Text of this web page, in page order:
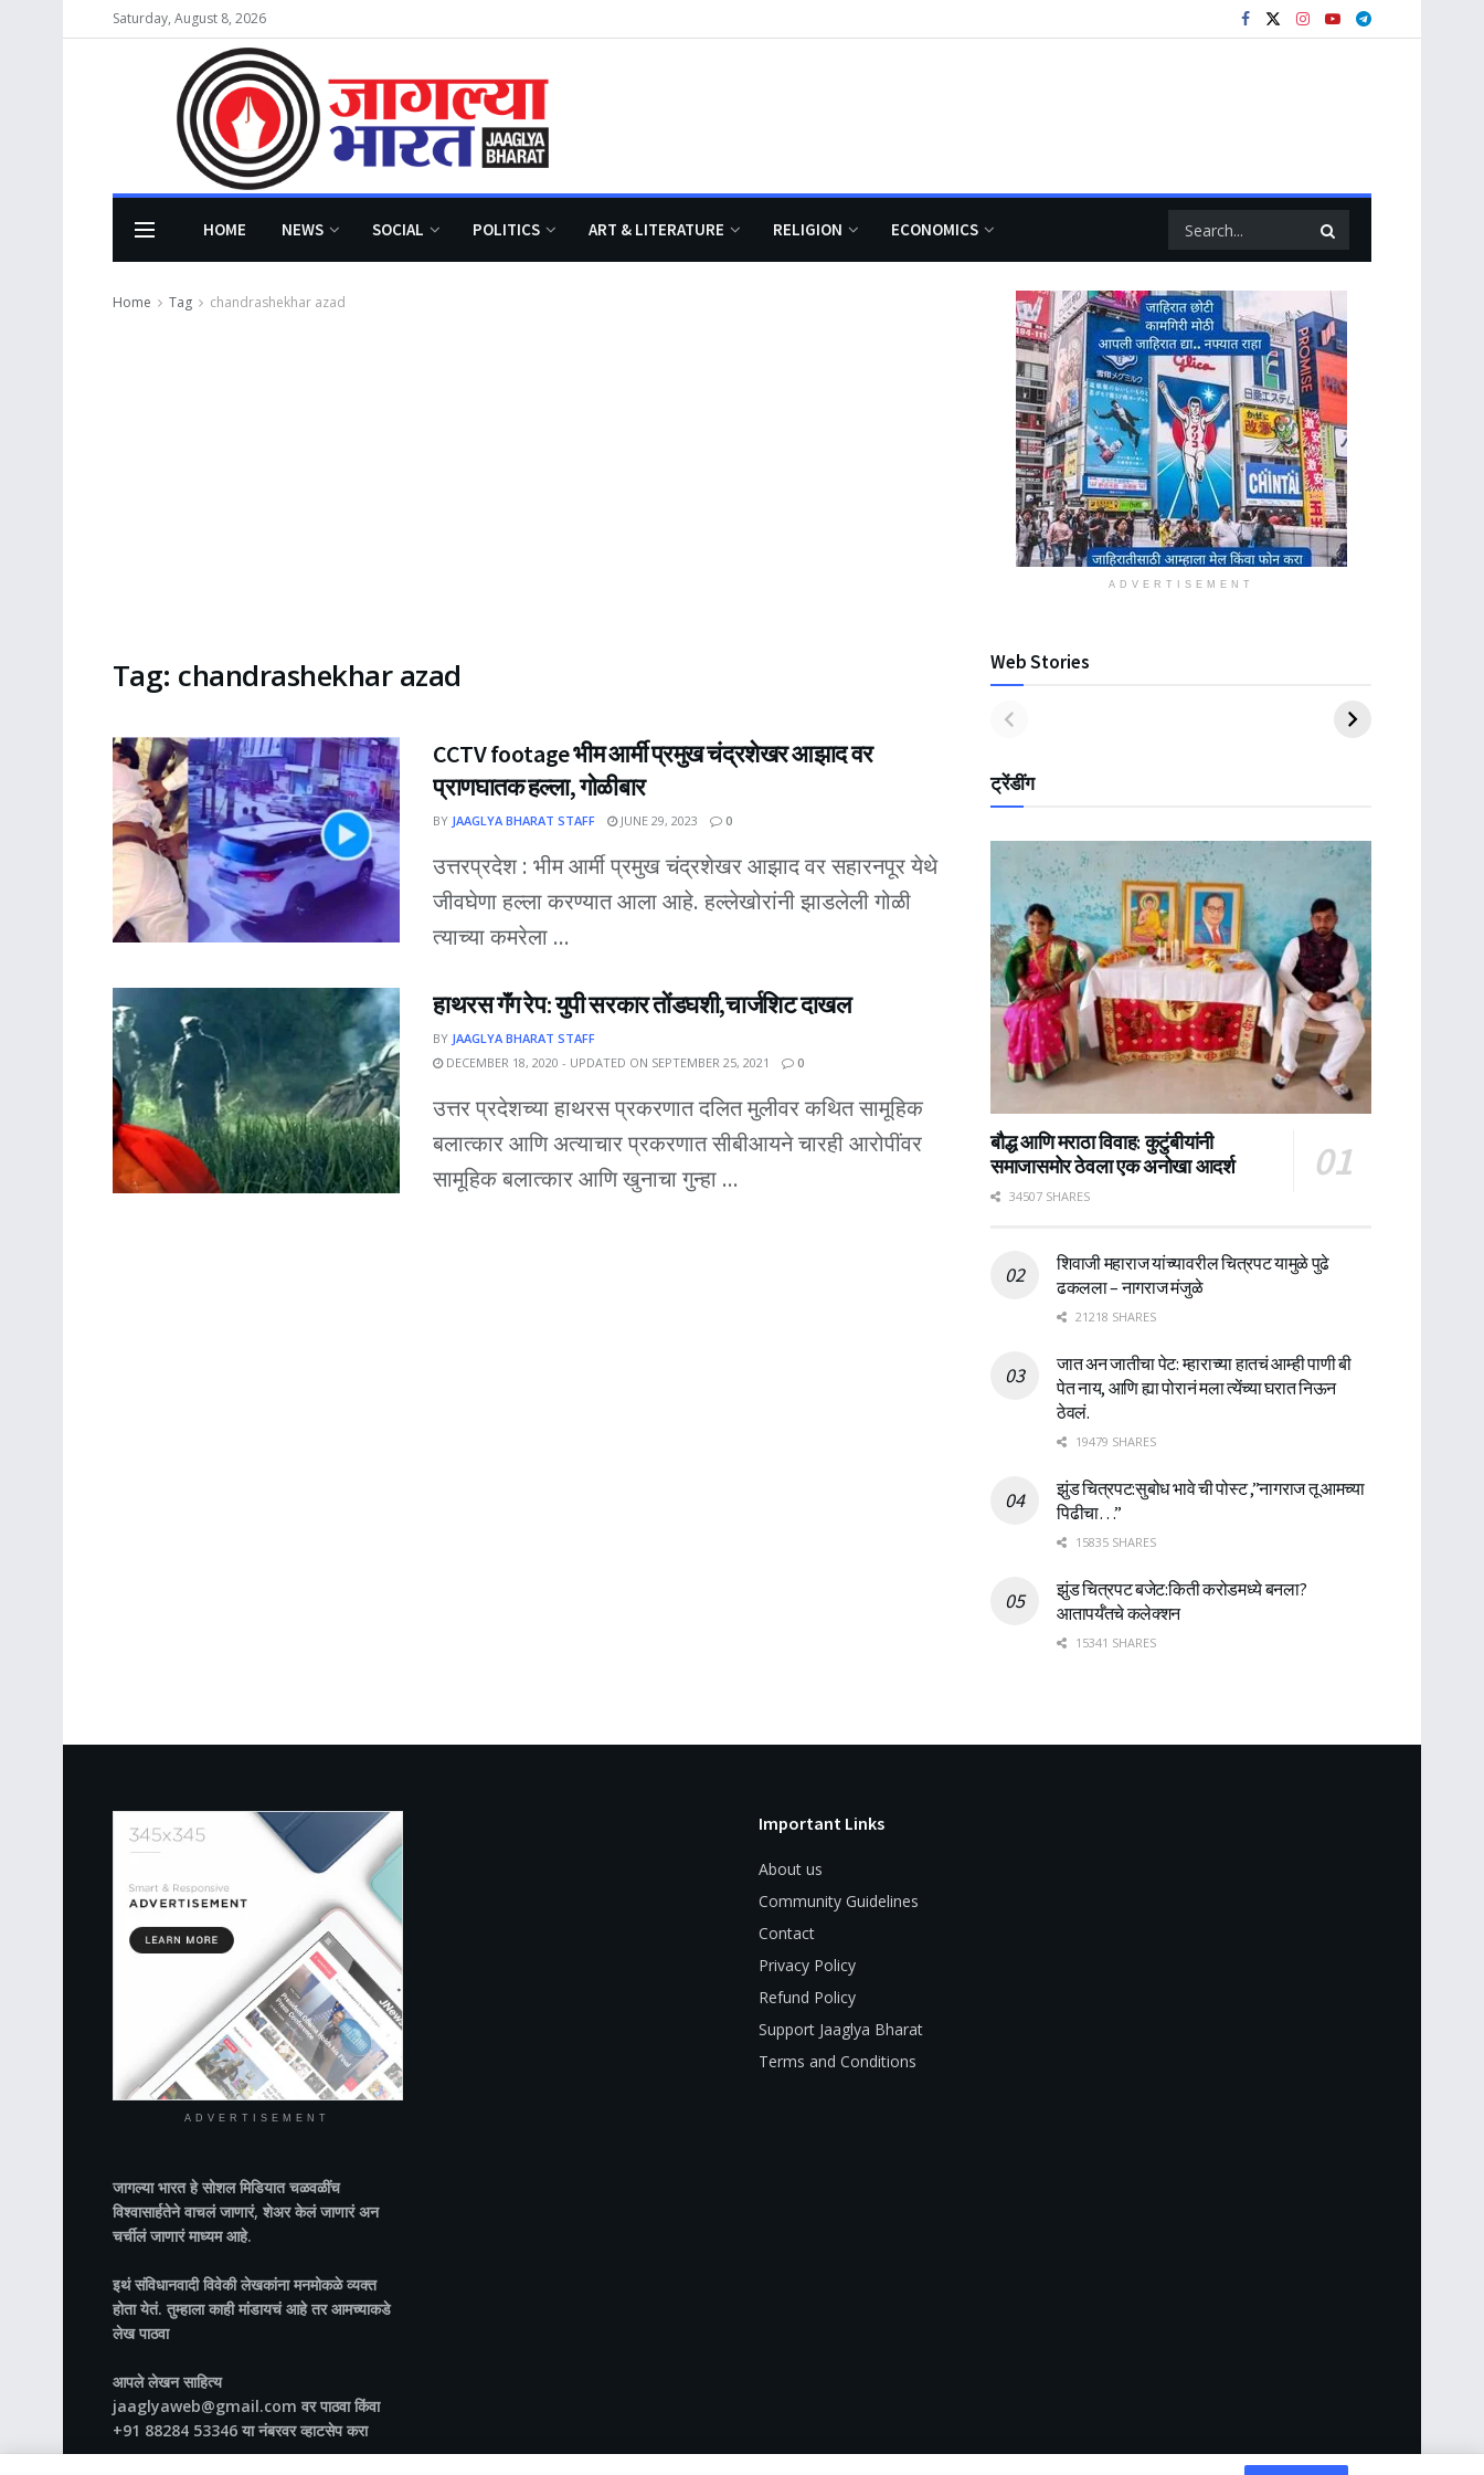
Saturday, August 8, 2026
HOME NEWS SOCIAL POLITICS ART & LITERATURE RELIGION ECONOMICS
Home Tag chandrashekhar azad
Tag: chandrashekhar azad
CCTV footage भीम आर्मी प्रमुख चंद्रशेखर आझाद वर
प्राणघातक हल्ला, गोळीबार
BY JAAGLYA BHARAT STAFF JUNE 29, 2023 0
उत्तरप्रदेश : भीम आर्मी प्रमुख चंद्रशेखर आझाद वर सहारनपूर येथे
जीवघेणा हल्ला करण्यात आला आहे. हल्लेखोरांनी झाडलेली गोळी
त्याच्या कमरेला ...
हाथरस गॅंग रेप: युपी सरकार तोंडघशी,चार्जशिट दाखल
BY JAAGLYA BHARAT STAFF
DECEMBER 18, 2020 - UPDATED ON SEPTEMBER 25, 2021
0
उत्तर प्रदेशच्या हाथरस प्रकरणात दलित मुलीवर कथित सामूहिक
बलात्कार आणि अत्याचार प्रकरणात सीबीआयने चारही आरोपींवर
सामूहिक बलात्कार आणि खुनाचा गुन्हा ...
ADVERTISEMENT
Web Stories
ट्रेंडींग
बौद्ध आणि मराठा विवाह: कुटुंबीयांनी
समाजासमोर ठेवला एक अनोखा आदर्श
34507 SHARES
शिवाजी महाराज यांच्यावरील चित्रपट यामुळे पुढे
ढकलला – नागराज मंजुळे
21218 SHARES
जात अन जातीचा पेट: म्हाराच्या हातचं आम्ही पाणी बी
पेत नाय, आणि ह्या पोरानं मला त्येंच्या घरात निऊन
ठेवलं.
19479 SHARES
झुंड चित्रपट:सुबोध भावे ची पोस्ट ,”नागराज तू आमच्या
पिढीचा…”
15835 SHARES
झुंड चित्रपट बजेट:किती करोडमध्ये बनला?
आतापर्यँतचे कलेक्शन
15341 SHARES
ADVERTISEMENT
जागल्या भारतहे सोशल मिडियात चळवळींच
विश्वासार्हतेने वाचलं जाणारं, शेअर केलं जाणारं अन
चर्चीलं जाणारं माध्यम आहे.
इथं संविधानवादी विवेकी लेखकांना मनमोकळे व्यक्त
होता येतं. तुम्हाला काही मांडायचं आहे तर आमच्याकडे
लेख पाठवा
आपले लेखन साहित्य
jaaglyaweb@gmail.com वर पाठवा किंवा
+91 88284 53346 या नंबरवर व्हाटसेप करा
Important Links
About us
Community Guidelines
Contact
Privacy Policy
Refund Policy
Support Jaaglya Bharat
Terms and Conditions